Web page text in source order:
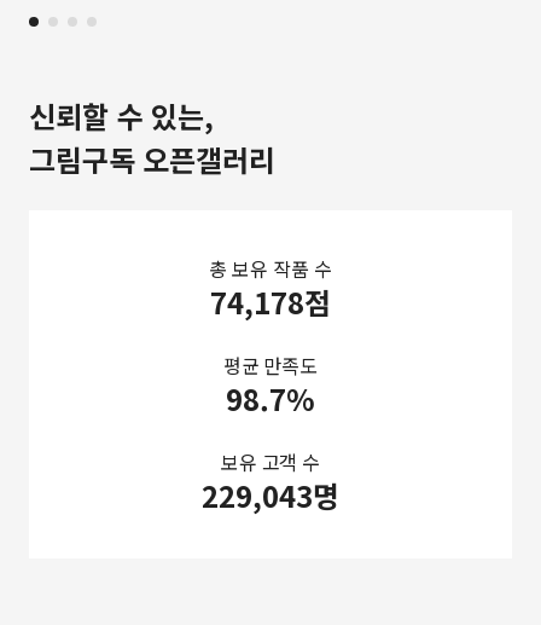
신뢰할 수 있는,
그림구독 오픈갤러리
총 보유 작품 수
74,178점
평균 만족도
98.7%
보유 고객 수
229,043명